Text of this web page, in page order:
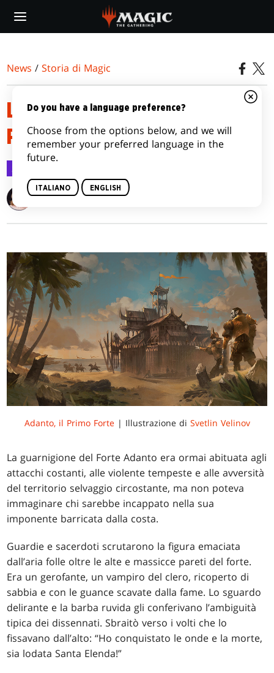
main
News /Storia di Magic
LA CORSA ALL'ORO - PRIMA
PARTE
Storia di Magic
Alison Lührs
Adanto, il Primo Forte | Illustrazione di Svetlin Velinov
La guarnigione del Forte Adanto era ormai abituata agli
attacchi costanti, alle violente tempeste e alle avversità
del territorio selvaggio circostante, ma non poteva
immaginare chi sarebbe incappato nella sua
imponente barricata dalla costa.
Guardie e sacerdoti scrutarono la figura emaciata
dall’aria folle oltre le alte e massicce pareti del forte.
Era un gerofante, un vampiro del clero, ricoperto di
sabbia e con le guance scavate dalla fame. Lo sguardo
delirante e la barba ruvida gli conferivano l’ambiguità
tipica dei dissennati. Sbraitò verso i volti che lo
fissavano dall’alto: “Ho conquistato le onde e la morte,
sia lodata Santa Elenda!”
Do you have a language preference?
Choose from the options below, and we will
remember your preferred language in the
future.
ITALIANO ENGLISH